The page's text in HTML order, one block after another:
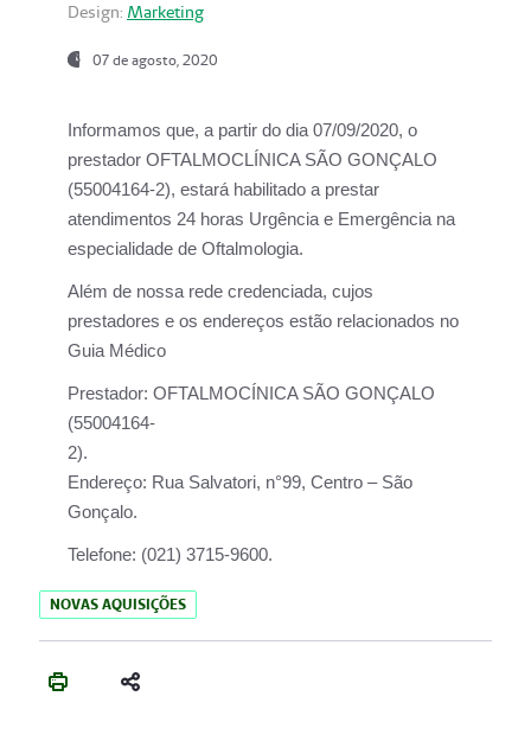
Design: Marketing
07 de agosto, 2020
Informamos que, a partir do dia07/09/2020, o
prestador OFTALMOCLÍNICA SÃO GONÇALO
(55004164-2), estará habilitado a prestar
atendimentos 24 horas Urgência e Emergência na
especialidade de Oftalmologia.
Além de nossa rede credenciada, cujos
prestadores e os endereços estão relacionados no
Guia Médico
Prestador: OFTALMOCÍNICA SÃO GONÇALO
(55004164-
2).
Endereço: Rua Salvatori, n°99, Centro – São
Gonçalo.
Telefone: (021) 3715-9600.
NOVAS AQUISIÇÕES